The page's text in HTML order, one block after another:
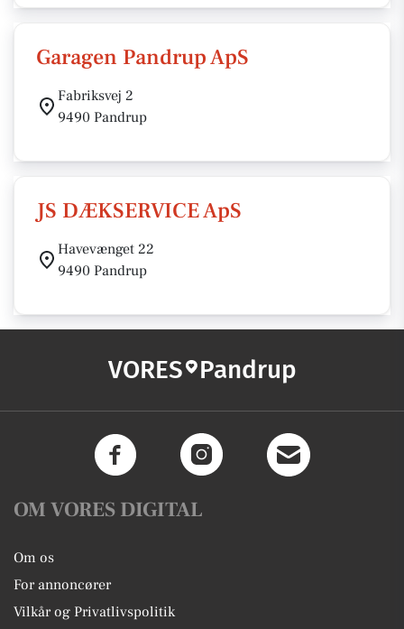
Garagen Pandrup ApS
Fabriksvej 2
9490 Pandrup
JS DÆKSERVICE ApS
Havevænget 22
9490 Pandrup
VORES Pandrup
OM VORES DIGITAL
Om os
For annoncører
Vilkår og Privatlivspolitik